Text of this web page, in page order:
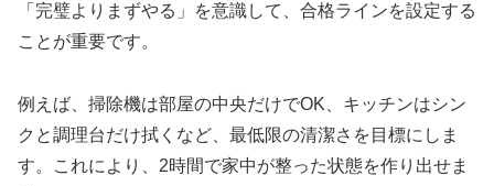
「完璧よりまずやる」を意識して、合格ラインを設定する
ことが重要です。
例えば、掃除機は部屋の中央だけでOK、キッチンはシン
クと調理台だけ拭くなど、最低限の清潔さを目標にしま
す。これにより、2時間で家中が整った状態を作り出せま